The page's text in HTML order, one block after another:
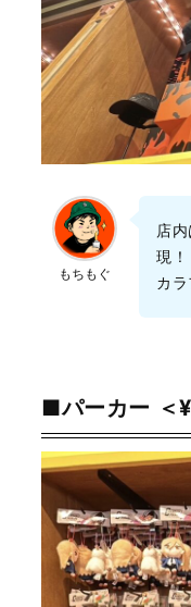
もちもぐ
店
現！
カラ
■パーカー ＜